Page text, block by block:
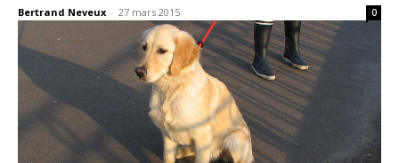
Bertrand Neveux - 27 mars 2015 0